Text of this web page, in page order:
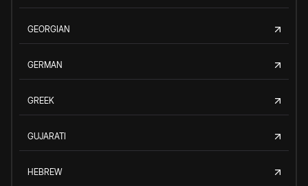
GEORGIAN
GERMAN
GREEK
GUJARATI
HEBREW